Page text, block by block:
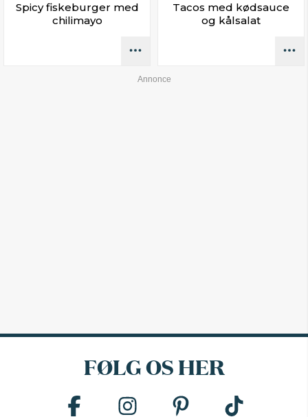
Spicy fiskeburger med
chilimayo
Tacos med kødsauce
og kålsalat
FØLG OS HER